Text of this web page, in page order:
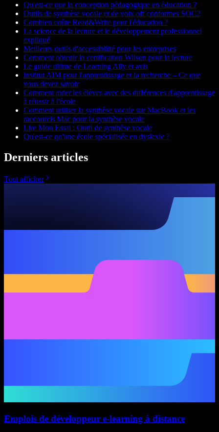
Qu'est-ce que la conception pédagogique en éducation ?
Outils de synthèse vocale et de voix off conformes SOC2
Combien coûte Read&Write pour l'éducation ?
La science de la lecture et le développement professionnel
expliqué
Meilleurs outils d'accessibilité pour les entreprises
Comment obtenir la certification Wilson pour la lecture
Le guide ultime de Learning Ally et avis
Institut AIM pour l'apprentissage et la recherche – Ce que
vous devez savoir
Comment aider les élèves avec des différences d'apprentissage
à réussir à l'école
Comment utiliser la synthèse vocale sur MacBook et les
raccourcis Mac pour la synthèse vocale
Lire Mon Essai : Outil de synthèse vocale
Qu'est-ce qu'une école spécialisée en dyslexie ?
Derniers articles
Tout afficher
Emplois de développeur e-learning à distance